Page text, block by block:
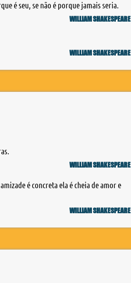
é seu, se não é porque jamais seria.
WILLIAM SHAKESPEARE
WILLIAM SHAKESPEARE
WILLIAM SHAKESPEARE
é concreta ela é cheia de amor e
WILLIAM SHAKESPEARE